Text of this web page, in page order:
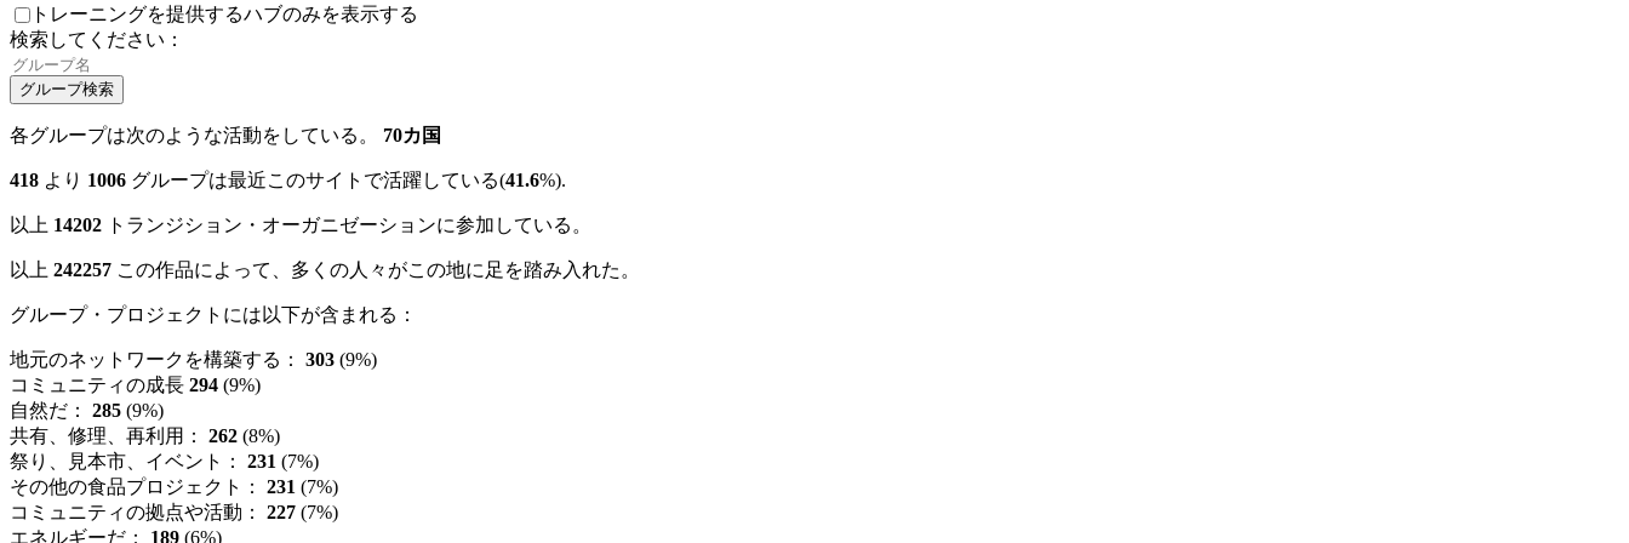
トレーニングを提供するハブのみを表示する
検索してください：
各グループは次のような活動をしている。 70カ国
418 より 1006 グループは最近このサイトで活躍している(41.6%).
以上 14202 トランジション・オーガニゼーションに参加している。
以上 242257 この作品によって、多くの人々がこの地に足を踏み入れた。
グループ・プロジェクトには以下が含まれる：
地元のネットワークを構築する： 303 (9%)
コミュニティの成長 294 (9%)
自然だ： 285 (9%)
共有、修理、再利用： 262 (8%)
祭り、見本市、イベント： 231 (7%)
その他の食品プロジェクト： 231 (7%)
コミュニティの拠点や活動： 227 (7%)
エネルギーだ： 189 (6%)